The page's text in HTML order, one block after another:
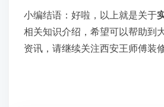
小编结语：好啦，以上就是关于
相关知识介绍，希望可以帮助到
资讯，请继续关注西安王师傅装